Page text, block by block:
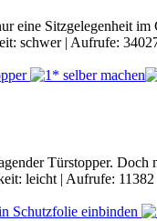
eine Sitzgelegenheit
schwer | Aufrufe:
Türstopper.
leicht Aufrufe: 11382